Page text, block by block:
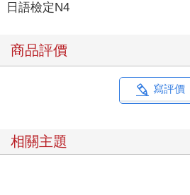
日語檢定N4
商品評價
寫評價
相關主題